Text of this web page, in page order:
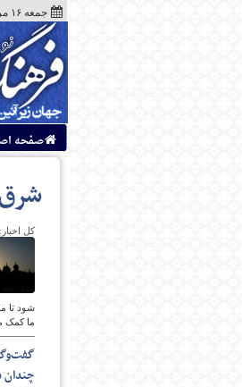
جمعه ۱۶ مرداد ۰۵ - ۱۹:۳۶
صفحه
کل اخبار:67
شود تا
ما کمک